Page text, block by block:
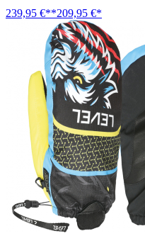
239,95 €**209,95 €*